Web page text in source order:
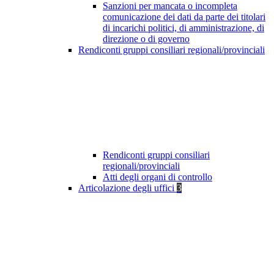
Sanzioni per mancata o incompleta
comunicazione dei dati da parte dei titolari
di incarichi politici, di amministrazione, di
direzione o di governo
Rendiconti gruppi consiliari regionali/provinciali
Rendiconti gruppi consiliari
regionali/provinciali
Atti degli organi di controllo
Articolazione degli uffici 3